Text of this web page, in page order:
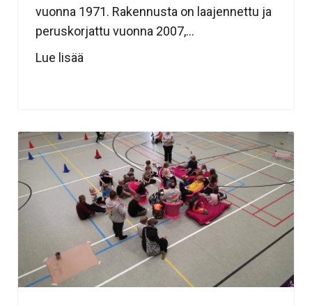
vuonna 1971. Rakennusta on laajennettu ja
peruskorjattu vuonna 2007,...
Lue lisää